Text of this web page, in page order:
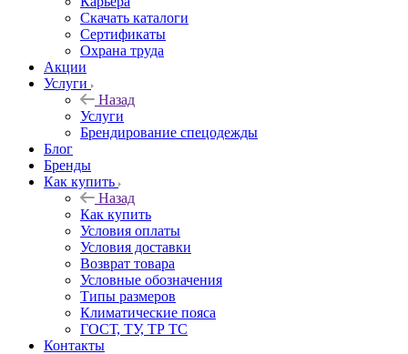
Cкачать каталоги
Сертификаты
Охрана труда
Акции
Услуги
Назад
Услуги
Брендирование спецодежды
Блог
Бренды
Как купить
Назад
Как купить
Условия оплаты
Условия доставки
Возврат товара
Условные обозначения
Типы размеров
Климатические пояса
ГОСТ, ТУ, ТР ТС
Контакты